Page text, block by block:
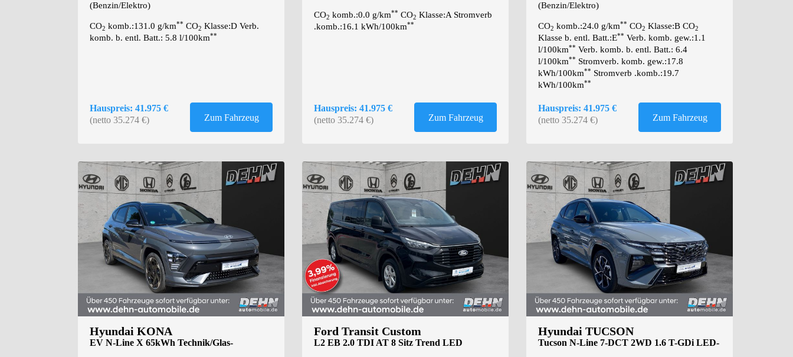
(Benzin/Elektro)
CO2 komb.:131.0 g/km** CO2 Klasse:D Verb.
komb. b. entl. Batt.: 5.8 l/100km**
Hauspreis: 41.975 €
(netto 35.274 €)
Zum Fahrzeug
CO2 komb.:0.0 g/km** CO2 Klasse:A Stromverb
.komb.:16.1 kWh/100km**
Hauspreis: 41.975 €
(netto 35.274 €)
Zum Fahrzeug
(Benzin/Elektro)
CO2 komb.:24.0 g/km** CO2 Klasse:B CO2
Klasse b. entl. Batt.:E** Verb. komb. gew.:1.1
l/100km** Verb. komb. b. entl. Batt.: 6.4
l/100km** Stromverb. komb. gew.:17.8
kWh/100km** Stromverb .komb.:19.7
kWh/100km**
Hauspreis: 41.975 €
(netto 35.274 €)
Zum Fahrzeug
Hyundai KONA
EV N-Line X 65kWh Technik/Glas-
Ford Transit Custom
L2 EB 2.0 TDI AT 8 Sitz Trend LED
Hyundai TUCSON
Tucson N-Line 7-DCT 2WD 1.6 T-GDi LED-